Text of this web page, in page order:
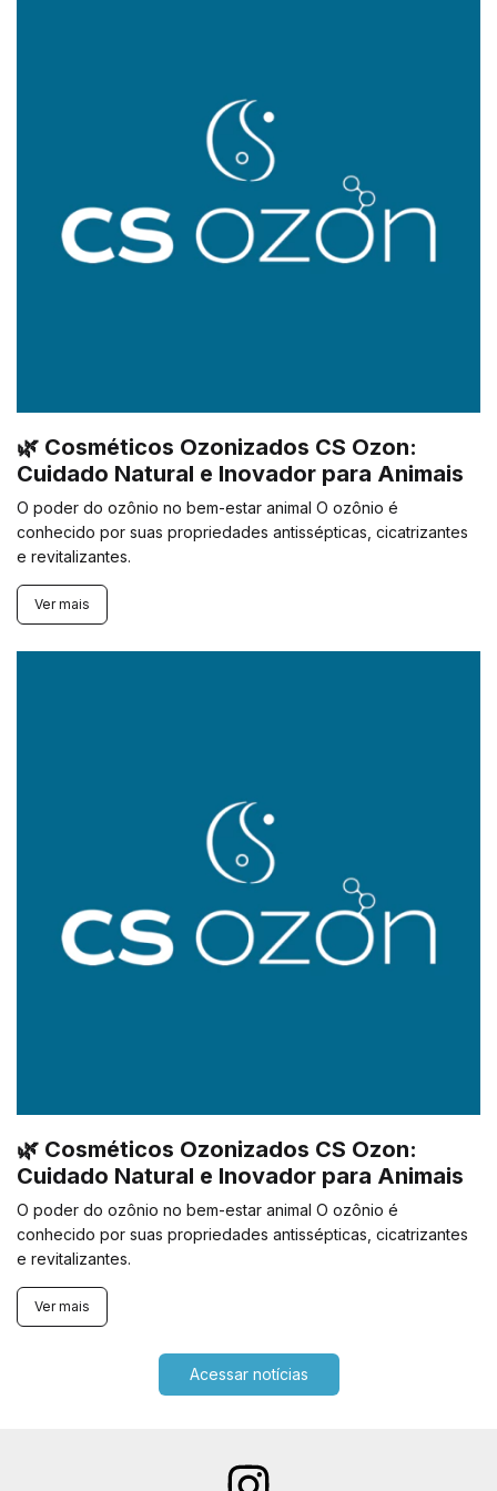
🌿 Cosméticos Ozonizados CS Ozon:
Cuidado Natural e Inovador para Animais
O poder do ozônio no bem-estar animal O ozônio é
conhecido por suas propriedades antissépticas, cicatrizantes
e revitalizantes.
Ver mais
🌿 Cosméticos Ozonizados CS Ozon:
Cuidado Natural e Inovador para Animais
O poder do ozônio no bem-estar animal O ozônio é
conhecido por suas propriedades antissépticas, cicatrizantes
e revitalizantes.
Ver mais
Acessar notícias